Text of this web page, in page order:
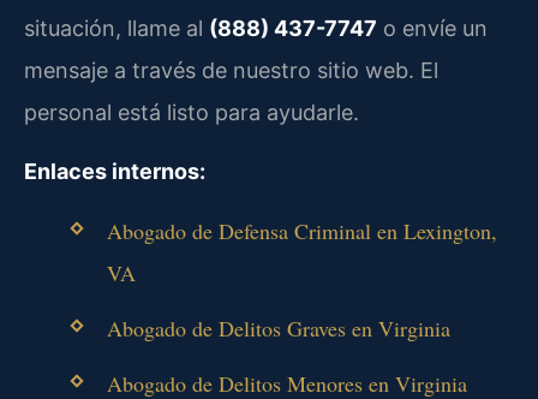
situación, llame al (888) 437-7747 o envíe un
mensaje a través de nuestro sitio web. El
personal está listo para ayudarle.
Enlaces internos:
Abogado de Defensa Criminal en Lexington,
VA
Abogado de Delitos Graves en Virginia
Abogado de Delitos Menores en Virginia